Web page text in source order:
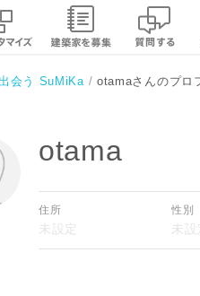
会う SuMiKa otamaさんのプロ
otama
住所 性別